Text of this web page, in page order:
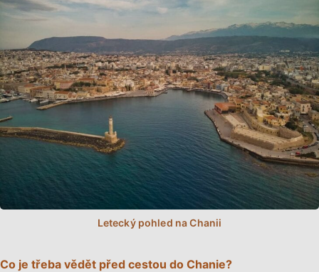
Co je třeba vědět před cestou do Chanie?